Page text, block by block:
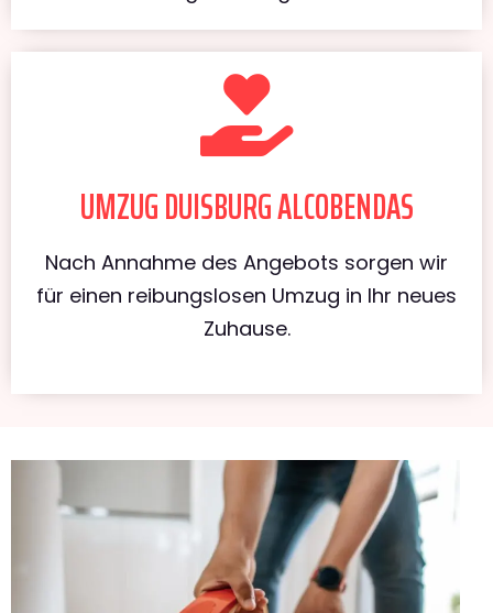
UMZUG DUISBURG ALCOBENDAS
Nach Annahme des Angebots sorgen wir
für einen reibungslosen Umzug in Ihr neues
Zuhause.